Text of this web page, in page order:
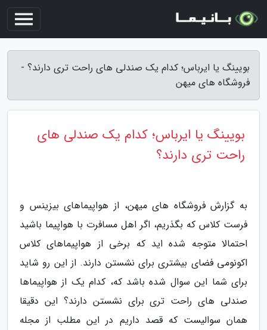
بویینگ یا ایرباس؛ کدام یک صندلی های راحت تری دارند؟ -
فروشگاه های میهن
بویینگ یا ایرباس؛ کدام یک صندلی های
راحت تری دارند؟
به گزارش فروشگاه های میهن، از هواپیماهای بیزینس و
فرست کلاس که بگذریم، اگر اهل مسافرت با هواپیما باشید
احتمالا متوجه شده اید که برخی از هواپیماهای کلاس
اکونومی فضای بیشتری برای نشستن دارند. از این رو شاید
برای شما این سوال شده باشد که، کدام یک از هواپیماها
صندلی های راحت تری برای نشستن دارند؟ این دقیقا
همان سوالیست که قصد داریم در این مطلب از مجله